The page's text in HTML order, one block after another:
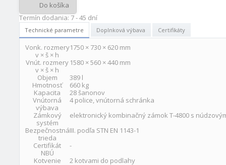
Do košíka
Termín dodania: 7 - 45 dní
Technické parametre Doplnková výbava Certifikáty
Vonk. rozmery
v × š × h
1750 × 730 × 620 mm
Vnút. rozmery
v × š × h
1580 × 560 × 440 mm
Objem
389 l
Hmotnosť
660 kg
Kapacita
28 šanonov
Vnútorná
výbava
4 police, vnútorná schránka
Zámkový
systém
elektronický kombinačný zámok T-4800 s
Bezpečnostná
trieda
III. podľa STN EN 1143-1
Certifikát
NBÚ
-
Kotvenie
2 kotvami do podlahy